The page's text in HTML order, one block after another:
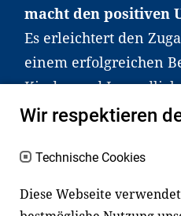
macht den positiven
Es erleichtert den
einem erfolgreichen
Kinder und
haben aber große
an Familien sowie an
Lehrer*innen und
Fachexpert*innen.
Wir respektieren
Technische Cookies
Diese Webseite